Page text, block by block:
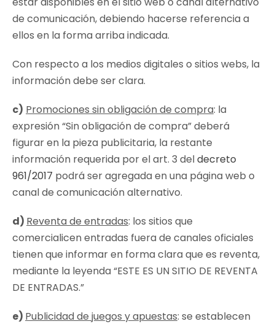
de comunicación, debiendo hacerse referencia a
ellos en la forma arriba indicada.
Con respecto a los medios digitales o sitios webs, la
información debe ser clara.
c) Promociones sin obligación de compra: la
expresión “Sin obligación de compra” deberá
figurar en la pieza publicitaria, la restante
información requerida por el art. 3 deldecreto
961/2017 podrá ser agregada en una página web o
canal de comunicación alternativo.
d) Reventa de entradas: los sitios que
comercialicen entradas fuera de canales oficiales
tienen que informar en forma clara que es reventa,
mediante la leyenda“ESTE ES UN SITIO DE REVENTA
DE ENTRADAS.”
e) Publicidad de juegos y apuestas: se establecen